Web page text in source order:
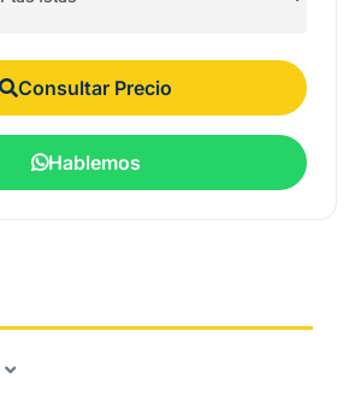
Consultar Precio
Hablemos